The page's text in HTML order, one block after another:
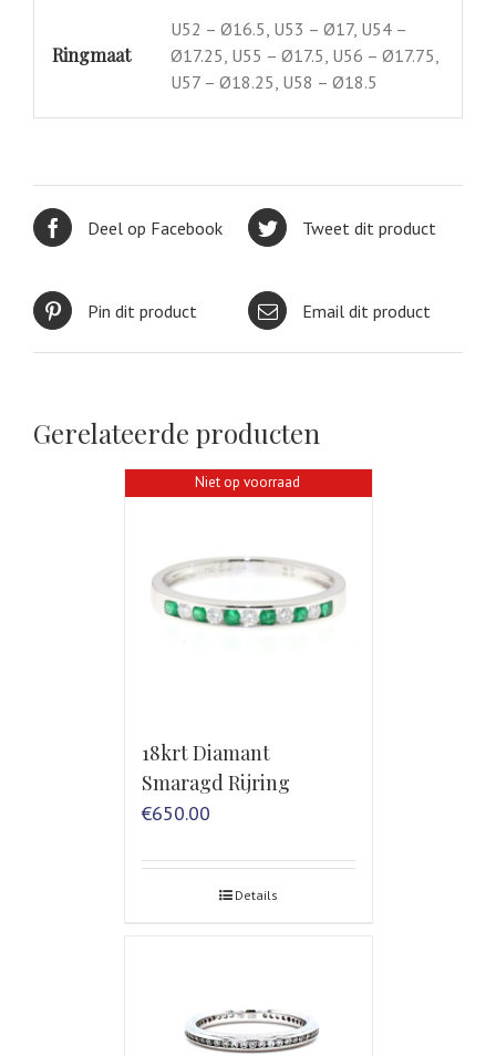
Ringmaat
U52 – Ø16.5, U53 – Ø17, U54 –
Ø17.25, U55 – Ø17.5, U56 – Ø17.75,
U57 – Ø18.25, U58 – Ø18.5
Deel op Facebook Tweet dit product
Pin dit product Email dit product
Gerelateerde producten
Niet op voorraad
18krt Diamant
Smaragd Rijring
€650.00
Details